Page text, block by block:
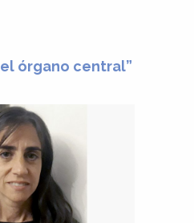
órgano central”